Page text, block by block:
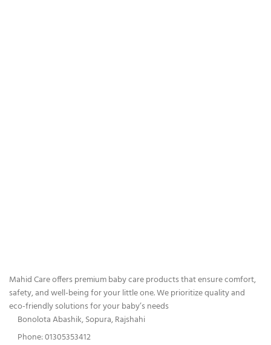
Mahid Care offers premium baby care products that ensure comfort,
safety, and well-being for your little one. We prioritize quality and
eco-friendly solutions for your baby’s needs
Bonolota Abashik, Sopura, Rajshahi
Phone: 01305353412